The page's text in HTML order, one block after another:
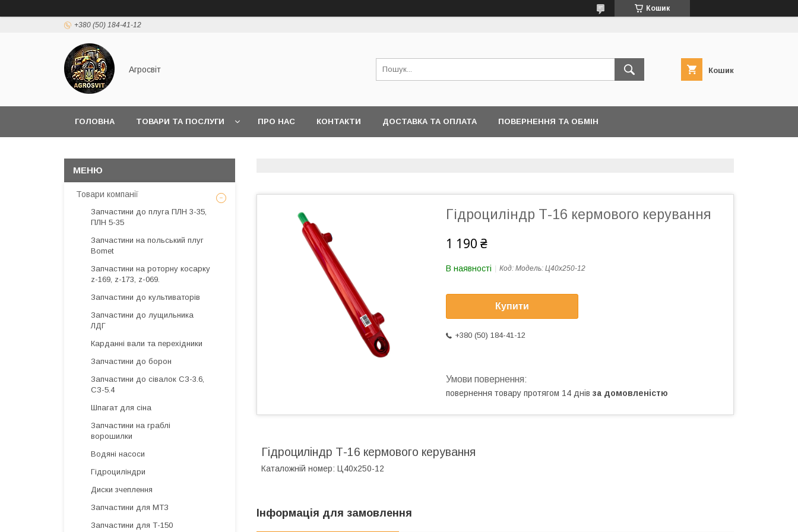
Кошик
+380 (50) 184-41-12
Агросвіт Кошик
ГОЛОВНА ТОВАРИ ТА ПОСЛУГИ ПРО НАС КОНТАКТИ ДОСТАВКА ТА ОПЛАТА ПОВЕРНЕННЯ ТА ОБМІН
Гідроциліндр Т-16 кермового керування
1 190 ₴
В наявності Код: Модель: Ц40х250-12
Купити
+380 (50) 184-41-12
повернення товару протягом 14 днів за домовленістю
Гідроциліндр Т-16 кермового керування
Каталожній номер: Ц40х250-12
Інформація для замовлення
Товари компанії
Запчастини до плуга ПЛН 3-35,
ПЛН 5-35
Запчастини на польський плуг
Bomet
Запчастини на роторну косарку
z-169, z-173, z-069.
Запчастини до культиваторів
Запчастини до лущильника
ЛДГ
Карданні вали та перехідники
Запчастини до борон
Запчастини до сівалок СЗ-3.6,
СЗ-5.4
Шпагат для сіна
Запчастини на граблі
ворошилки
Водяні насоси
Гідроциліндри
Диски зчеплення
Запчастини для МТЗ
Запчастини для Т-150